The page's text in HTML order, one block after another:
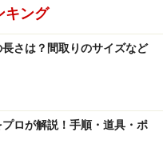
に孵化します。卵鞘が
生まれてくるわけで、
したら……考えるだけで
うご家庭も多いでしょ
という場合は、大掃除
キング
さは？間取りのサイズなど
プロが解説！手順・道具・ポ